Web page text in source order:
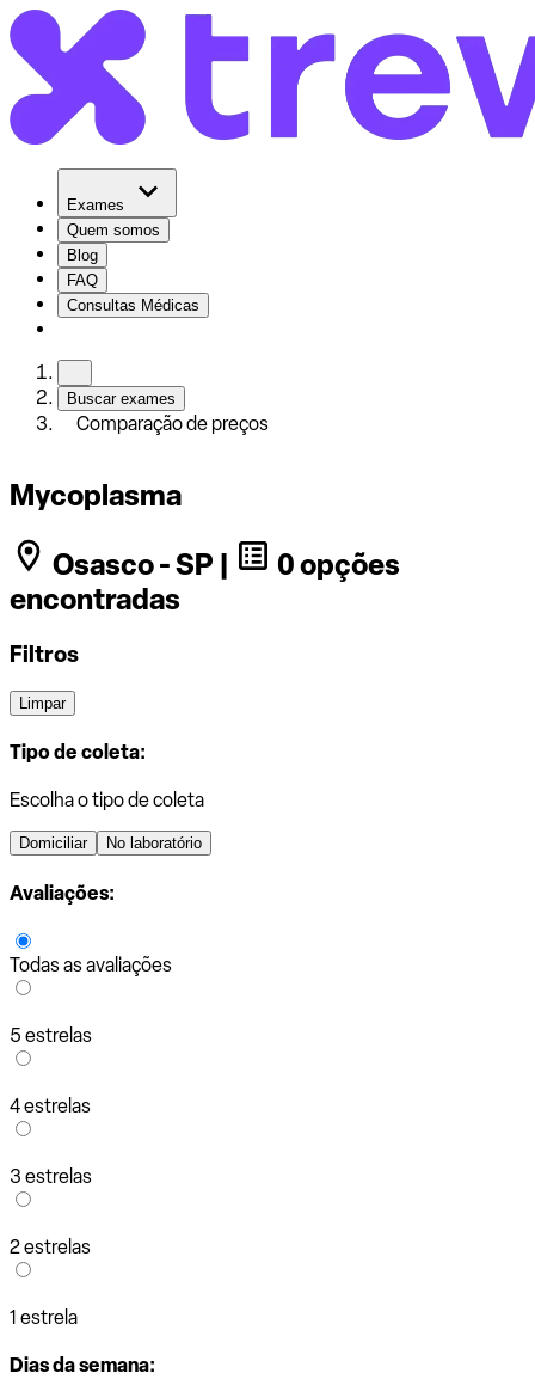
Exames
Quem somos
Blog
FAQ
Consultas Médicas
Buscar exames
Comparação de preços
Mycoplasma
Osasco - SP |
0 opções
encontradas
Filtros
Limpar
Tipo de coleta:
Escolha o tipo de coleta
Domiciliar No laboratório
Avaliações:
Todas as avaliações
5 estrelas
4 estrelas
3 estrelas
2 estrelas
1 estrela
Dias da semana: